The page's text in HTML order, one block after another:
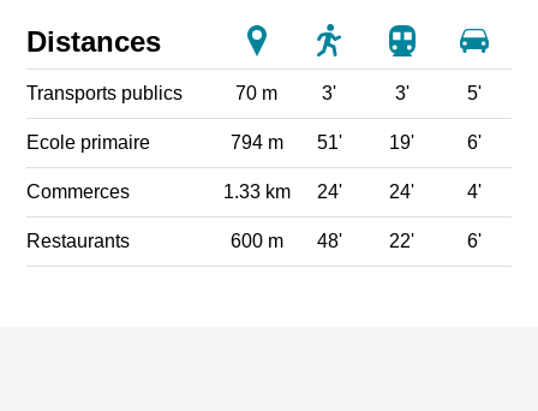
Distances
Transports publics 70 m 3' 3' 5'
Ecole primaire 794 m 51' 19' 6'
Commerces 1.33 km 24' 24' 4'
Restaurants 600 m 48' 22' 6'